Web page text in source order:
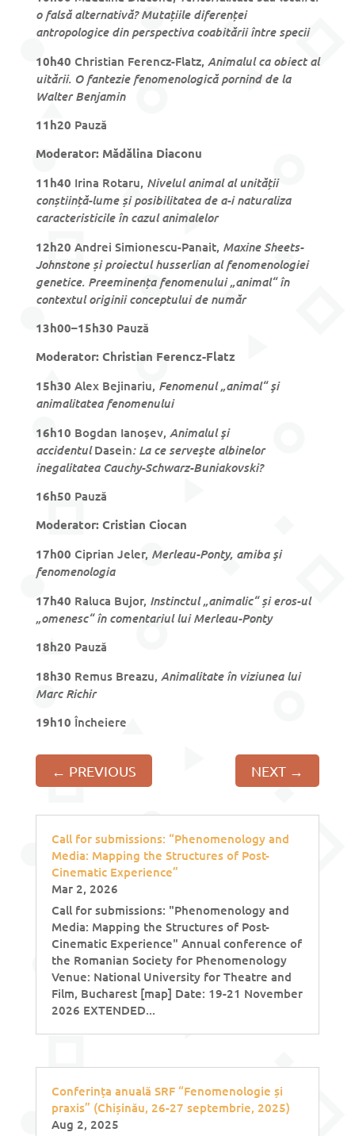
o falsă alternativă? Mutațiile diferenței
antropologice din perspectiva coabitării între specii
10h40 Christian Ferencz-Flatz, Animalul ca obiect al
uitării. O fantezie fenomenologică pornind de la
Walter Benjamin
11h20 Pauză
Moderator: Mădălina Diaconu
11h40 Irina Rotaru, Nivelul animal al unității
conștiință-lume și posibilitatea de a-i naturaliza
caracteristicile în cazul animalelor
12h20 Andrei Simionescu-Panait, Maxine Sheets-
Johnstone și proiectul husserlian al fenomenologiei
genetice. Preeminența fenomenului „animal“ în
contextul originii conceptului de număr
13h00–15h30 Pauză
Moderator: Christian Ferencz-Flatz
15h30 Alex Bejinariu, Fenomenul „animal“ şi
animalitatea fenomenului
16h10 Bogdan Ianoşev, Animalul şi
accidentulDasein: La ce serveşte albinelor
inegalitatea Cauchy-Schwarz-Buniakovski?
16h50 Pauză
Moderator: Cristian Ciocan
17h00 Ciprian Jeler, Merleau-Ponty, amiba şi
fenomenologia
17h40 Raluca Bujor, Instinctul „animalic“ și eros-ul
„omenesc“ în comentariul lui Merleau-Ponty
18h20 Pauză
18h30 Remus Breazu, Animalitate în viziunea lui
Marc Richir
19h10 Încheiere
← PREVIOUS NEXT →
Call for submissions: “Phenomenology and
Media: Mapping the Structures of Post-
Cinematic Experience”
Mar 2, 2026
Call for submissions: "Phenomenology and
Media: Mapping the Structures of Post-
Cinematic Experience" Annual conference of
the Romanian Society for Phenomenology
Venue: National University for Theatre and
Film, Bucharest [map] Date: 19-21 November
2026 EXTENDED...
Conferința anuală SRF “Fenomenologie și
praxis” (Chișinău, 26-27 septembrie, 2025)
Aug 2, 2025